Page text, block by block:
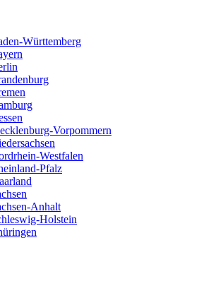
Württemberg
Vorpommern
Westfalen
Pfalz
Anhalt
Holstein